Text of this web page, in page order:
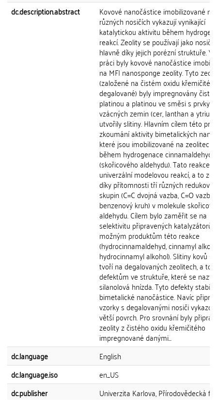
dc.description.abstract
Kovové nanočástice imobilizované na
různých nosičích vykazují vynikající
katalytickou aktivitu během
reakcí. Zeolity se používají jako nosiče
hlavně díky jejich porézní struktuře. V
práci byly kovové nanočástice
na MFI nanosponge zeolity. Tyto
(založené na čistém oxidu
degalované) byly impregnovány čistou
platinou a platinou ve směsi s prvky
vzácných zemin (cer, lanthan a
utvořily slitiny. Hlavním cílem této
zkoumání aktivity bimetalických
které jsou imobilizované na zeolitech,
během hydrogenace cinnamaldehydu
(skořicového aldehydu). Tato reakce je
univerzální modelovou reakcí, a to
díky přítomnosti tří různých
skupin (C=C dvojná vazba, C=O vazba
benzenový kruh) v molekule
aldehydu. Cílem bylo zaměřit se na
selektivitu připravených katalyzátorů
možným produktům této reakce
(hydrocinnamaldehyd, cinnamyl
hydrocinnamyl alkohol). Slitiny kovů
tvoří na degalovaných zeolitech, a to
defektům ve struktuře, které se
silanolová hnízda. Tyto defekty
bimetalické nanočástice. Navíc
vzorky s degalovanými nosiči
větší povrch. Pro srovnání byly
zeolity z čistého oxidu křemičitého
impregnované danými...
dc.language
English
dc.language.iso
en_US
dc.publisher
Univerzita Karlova, Přírodovědecká